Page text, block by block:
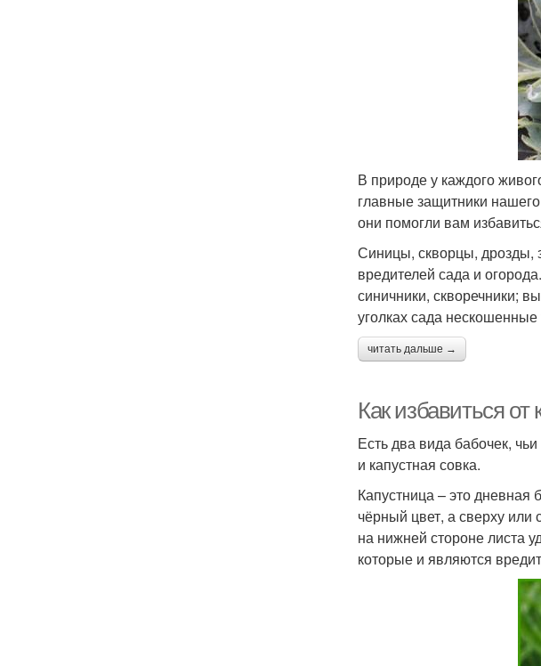
В природе у каждого
главные защитники
они помогли вам
Синицы, скворцы, дрозды,
вредителей сада и
синичники, скворечники;
уголках сада
читать дальше →
Как избавиться от
Есть два вида бабочек,
и капустная совка.
Капустница – это
чёрный цвет, а сверху
на нижней стороне листа
которые и являются